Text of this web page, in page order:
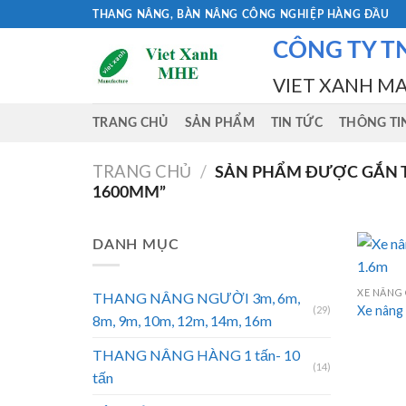
to
THANG NÂNG, BÀN NÂNG CÔNG NGHIỆP HÀNG ĐẦU
CÔNG TY
VIET XANH
TRANG CHỦ SẢN PHẨM TIN TỨC THÔNG
TRANG CHỦ / SẢN PHẨM ĐƯỢC GẮN
1600MM”
DANH MỤC
THANG NÂNG NGƯỜI 3m, 6m,
8m, 9m, 10m, 12m, 14m, 16m
(29)
THANG NÂNG HÀNG 1 tấn- 10
tấn
(14)
XE
Xe